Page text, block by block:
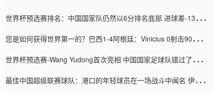
世界杯预选赛排名：中国国家队仍然以6分排名底部 进球差-13令人
您是如何获得世界第一的？巴西1-4阿根廷：Vinicius 0射击90分钟
世界杯预选赛-Wang Yudong首次亮相 中国国家足球队错过了世界
最佳中国超级联赛球队：港口的年轻球员在一场战斗中闻名 伊万放